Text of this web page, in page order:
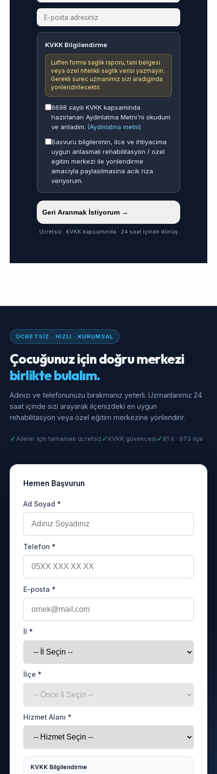
KVKK Bilgilendirme
Lutfen forma saglik raporu, tani belgesi
veya ozel nitelikli saglik verisi yazmayin.
Gerekli surec uzmanimiz sizi aradiginda
yonlendirilecektir.
6698 sayili KVKK kapsaminda
hazirlanan Aydinlatma Metni'ni okudum
ve anladim. (Aydinlatma metni)
Basvuru bilgilerimin, ilce ve ihtiyacima
uygun anlasmali rehabilitasyon / ozel
egitim merkezi ile yonlendirme
amaciyla paylasilmasina acik riza
veriyorum.
Geri Aranmak İstiyorum →
Ücretsiz · KVKK kapsamında · 24 saat içinde dönüş
ÜCRETSIZ · HIZLI · KURUMSAL
Çocuğunuz için doğru merkezi
birlikte bulalım.
Adınızı ve telefonunuzu bırakmanız yeterli. Uzmanlarımız 24
saat içinde sizi arayarak ilçenizdeki en uygun
rehabilitasyon veya özel eğitim merkezine yönlendirir.
✓ Aileler için tamamen ücretsiz ✓ KVKK güvencesi ✓ 81 il · 973 ilçe
Hemen Başvurun
Ad Soyad *
Telefon *
E-posta *
İl *
İlçe *
Hizmet Alanı *
KVKK Bilgilendirme